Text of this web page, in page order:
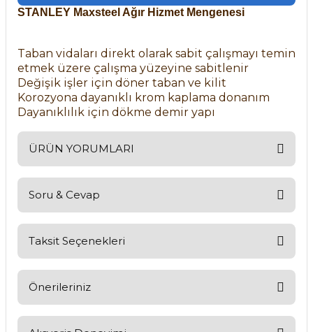
STANLEY Maxsteel Ağır Hizmet Mengenesi
Taban vidaları direkt olarak sabit çalışmayı temin
etmek üzere çalışma yüzeyine sabitlenir
Değişik işler için döner taban ve kilit
Korozyona dayanıklı krom kaplama donanım
Dayanıklılık için dökme demir yapı
ÜRÜN YORUMLARI
Bu ürüne ilk yorumu siz yapın!
Soru & Cevap
Ürün hakkında henüz soru sorulmamış.
Taksit Seçenekleri
Önerileriniz